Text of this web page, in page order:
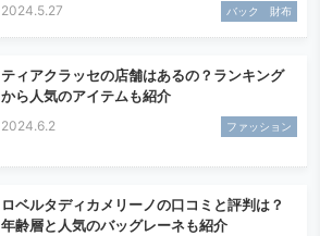
2024.5.27 バック 財布
ティアクラッセの店舗はあるの？ランキング
から人気のアイテムも紹介
2024.6.2 ファッション
ロベルタディカメリーノの口コミと評判は？
年齢層と人気のバッグレーネも紹介